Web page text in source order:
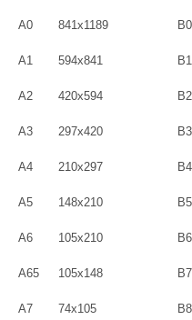
A0 841x1189 B0
A1 594x841 B1
A2 420x594 B2
A3 297x420 B3
A4 210x297 B4
A5 148x210 B5
A6 105x210 B6
A65 105x148 B7
A7 74x105 B8